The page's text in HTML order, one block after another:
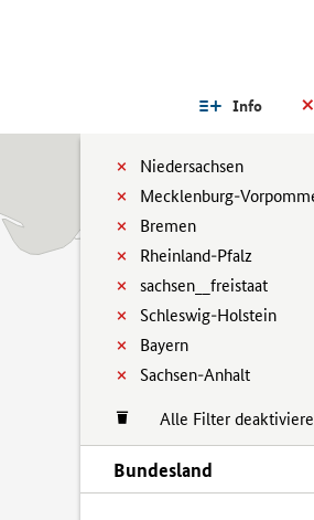
Info
Niedersachsen
Mecklenburg-
Bremen
Rheinland-Pfalz
sachsen__freistaat
Schleswig-Holstein
Bayern
Sachsen-Anhalt
Alle Filter
Bundesland